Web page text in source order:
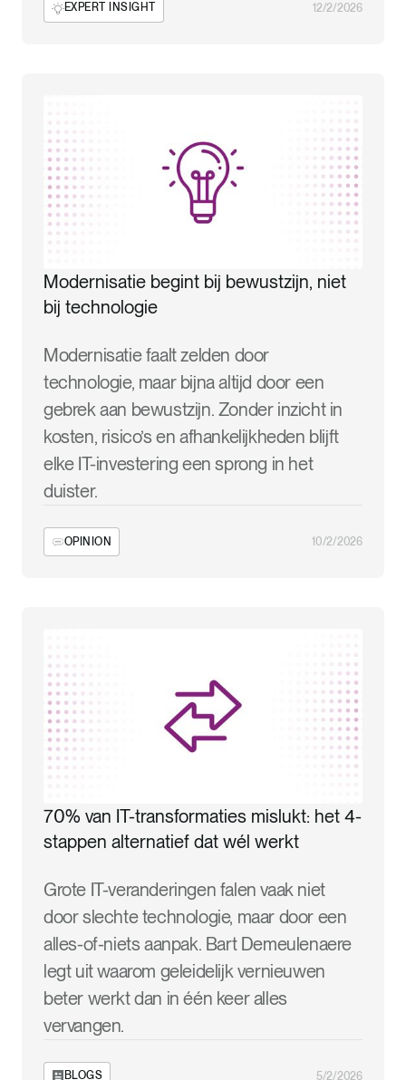
EXPERT INSIGHT 12/2/2026
Modernisatie begint bij bewustzijn, niet
bij technologie
Modernisatie faalt zelden door
technologie, maar bijna altijd door een
gebrek aan bewustzijn. Zonder inzicht in
kosten, risico’s en afhankelijkheden blijft
elke IT-investering een sprong in het
duister.
OPINION 10/2/2026
70% van IT-transformaties mislukt: het 4-
stappen alternatief dat wél werkt
Grote IT-veranderingen falen vaak niet
door slechte technologie, maar door een
alles-of-niets aanpak. Bart Demeulenaere
legt uit waarom geleidelijk vernieuwen
beter werkt dan in één keer alles
vervangen.
BLOGS 5/2/2026